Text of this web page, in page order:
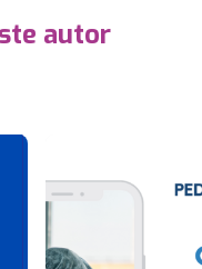
autor